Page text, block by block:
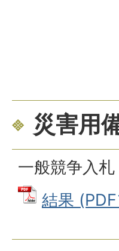
災害用
一般競争入札
結果